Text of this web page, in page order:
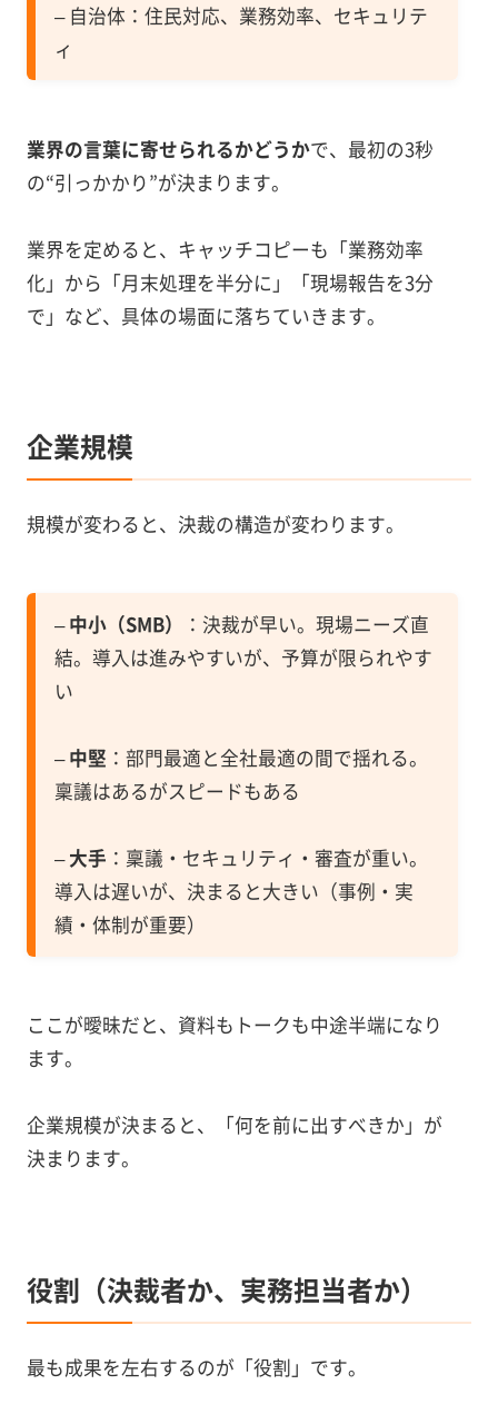
– 自治体：住民対応、業務効率、セキュリテ
ィ
業界の言葉に寄せられるかどうかで、最初の3秒
の“引っかかり”が決まります。
業界を定めると、キャッチコピーも「業務効率
化」から「月末処理を半分に」「現場報告を3分
で」など、具体の場面に落ちていきます。
企業規模
規模が変わると、決裁の構造が変わります。
–中小（SMB）
：決裁が早い。現場ニーズ直
結。導入は進みやすいが、予算が限られやす
い
–中堅 ：部門最適と全社最適の間で揺れる。
稟議はあるがスピードもある
–大手 ：稟議・セキュリティ・審査が重い。
導入は遅いが、決まると大きい（事例・実
績・体制が重要）
ここが曖昧だと、資料もトークも中途半端になり
ます。
企業規模が決まると、「何を前に出すべきか」が
決まります。
役割（決裁者か、実務担当者か）
最も成果を左右するのが「役割」です。